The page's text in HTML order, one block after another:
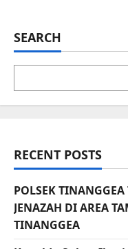
SEARCH
RECENT POSTS
POLSEK
JENAZAH DI AREA
TINANGGEA